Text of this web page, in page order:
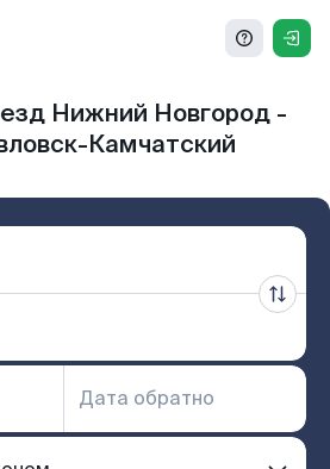
Нижний Новгород -
Камчатский